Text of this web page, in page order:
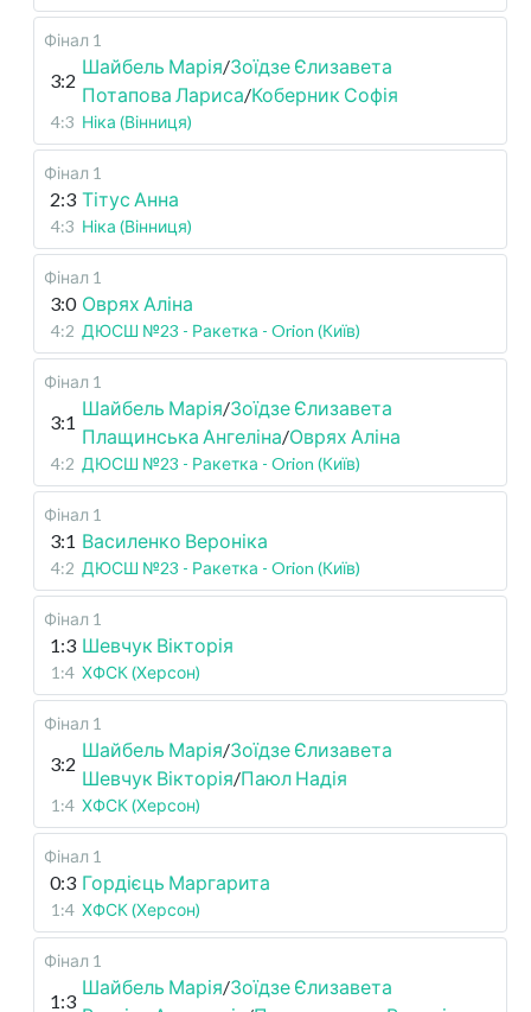
Фінал 1
3:2
Шайбель Марія/Зоїдзе Єлизавета
Потапова Лариса/Коберник Софія
4:3 Ніка (Вінниця)
Фінал 1
2:3 Тітус Анна
4:3 Ніка (Вінниця)
Фінал 1
3:0 Оврях Аліна
4:2 ДЮСШ №23 - Ракетка - Orion (Київ)
Фінал 1
3:1
Шайбель Марія/Зоїдзе Єлизавета
Плащинська Ангеліна/Оврях Аліна
4:2 ДЮСШ №23 - Ракетка - Orion (Київ)
Фінал 1
3:1 Василенко Вероніка
4:2 ДЮСШ №23 - Ракетка - Orion (Київ)
Фінал 1
1:3 Шевчук Вікторія
1:4 ХФСК (Херсон)
Фінал 1
3:2
Шайбель Марія/Зоїдзе Єлизавета
Шевчук Вікторія/Паюл Надія
1:4 ХФСК (Херсон)
Фінал 1
0:3 Гордієць Маргарита
1:4 ХФСК (Херсон)
Фінал 1
1:3
Шайбель Марія/Зоїдзе Єлизавета